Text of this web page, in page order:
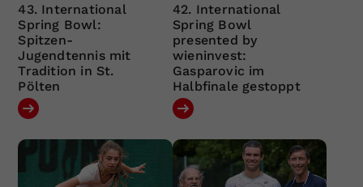
43. International
Spring Bowl:
Spitzen-
Jugendtennis mit
Tradition in St.
Pölten
42. International
Spring Bowl
presented by
wieninvest:
Gasparovic im
Halbfinale gestoppt